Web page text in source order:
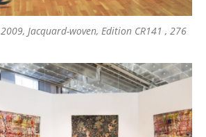
Jacquard-woven, Edition CR141 , 276